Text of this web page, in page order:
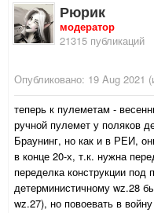
Рюрик
модератор
21315 публикаций
Опубликовано: 19 Aug 2021
теперь к пулеметам -
ручной пулемет у поляков
Браунинг, но как и в РЕИ,
в конце 20-х, т.к. нужна
переделка конструкции под
детерминистичному wz.28
wz.27), но повоевать в